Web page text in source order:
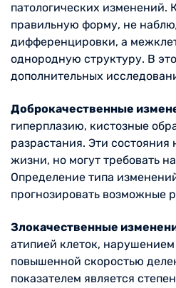
патологических изменений.
правильную форму, не
дифференцировки, а
однородную структуру. В
дополнительных
Доброкачественные
гиперплазию, кистозные
разрастания. Эти состояния
жизни, но могут требовать
Определение типа
прогнозировать возможные
Злокачественные
атипией клеток,
повышенной скоростью
показателем является